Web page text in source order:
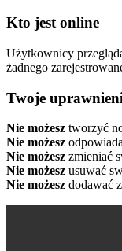
Kto jest online
Użytkownicy
żadnego
Twoje
Nie możesz tworzyć
Nie możesz
Nie możesz zmieniać
Nie możesz usuwać
Nie możesz dodawać